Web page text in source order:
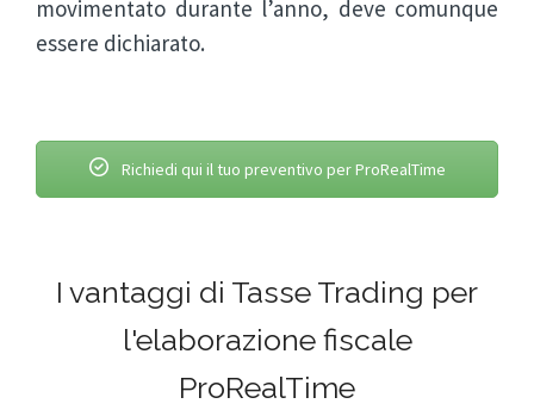
movimentato durante l’anno, deve comunque
essere dichiarato.
Richiedi qui il tuo preventivo per ProRealTime
I vantaggi di Tasse Trading per
l'elaborazione fiscale
ProRealTime